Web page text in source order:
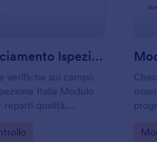
Modulo Di Tracciamento Ispezioni
verifiche sul campo
Italia Modulo
qualità,
dati e gestire ogni